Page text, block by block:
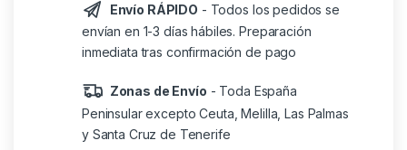
Envío RÁPIDO - Todos los pedidos se
envían en 1-3 días hábiles. Preparación
inmediata tras confirmación de pago
Zonas de Envío - Toda España
Peninsular excepto Ceuta, Melilla, Las Palmas
y Santa Cruz de Tenerife